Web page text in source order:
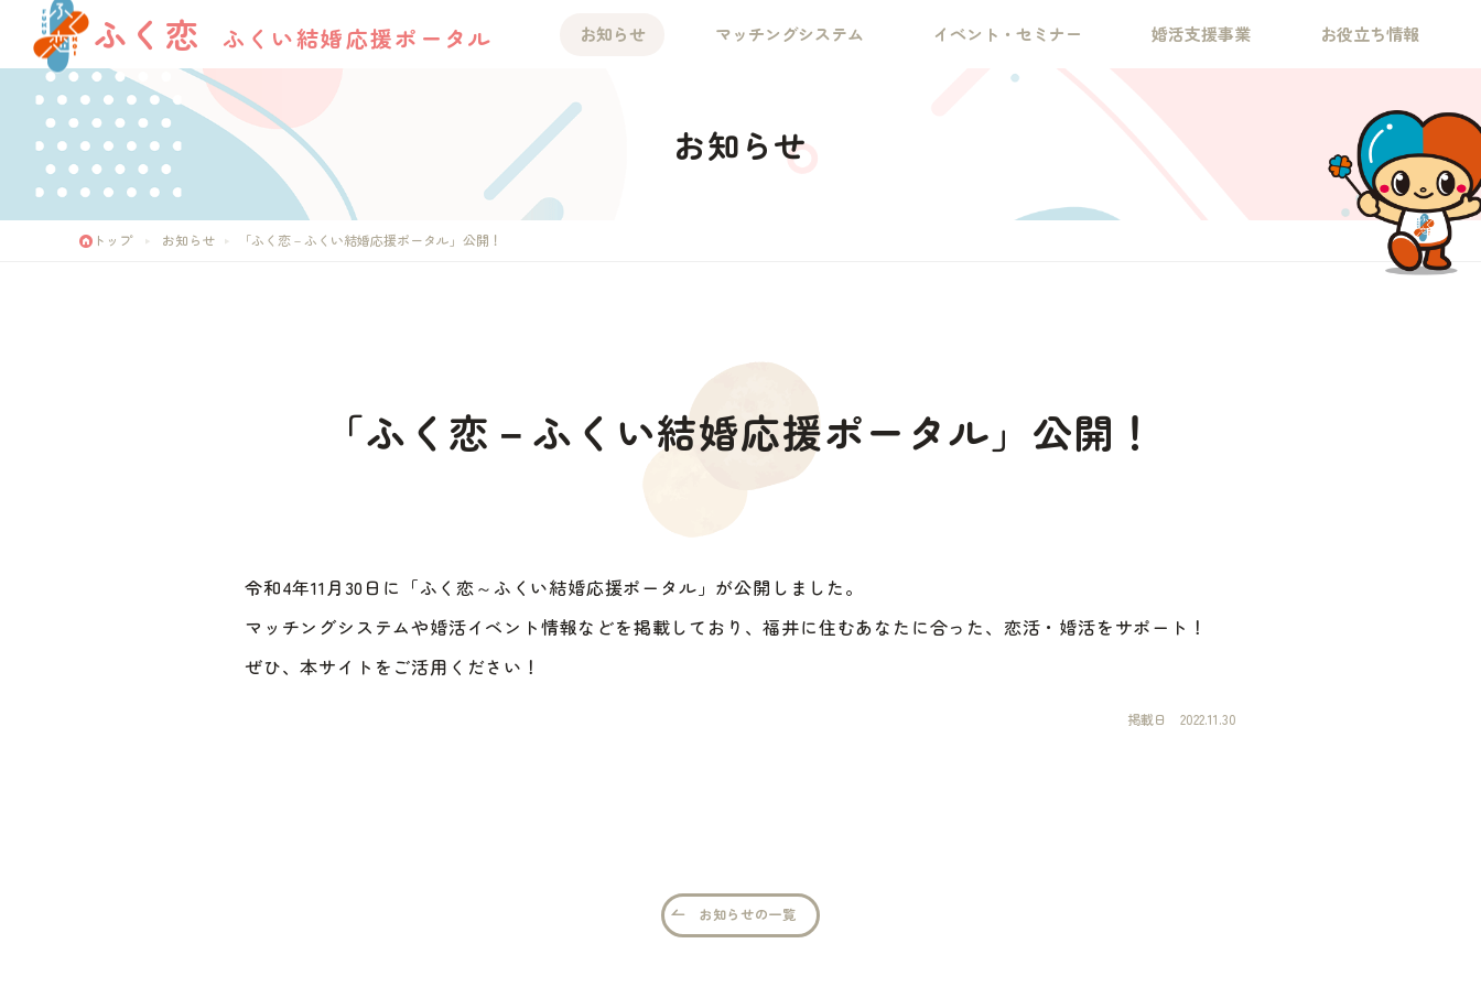
ふく恋 ふくい結婚応援ポータル お知らせ マッチングシステム イベント・セミナー 婚活支援事業 お役立ち情報
お知らせ
トップ お知らせ 「ふく恋－ふくい結婚応援ポータル」公開！
「ふく恋－ふくい結婚応援ポータル」公開！
令和4年11月30日に「ふく恋～ふくい結婚応援ポータル」が公開しました。
マッチングシステムや婚活イベント情報などを掲載しており、福井に住むあなたに合った、恋活・婚活をサポート！
ぜひ、本サイトをご活用ください！
掲載日 2022.11.30
お知らせの一覧